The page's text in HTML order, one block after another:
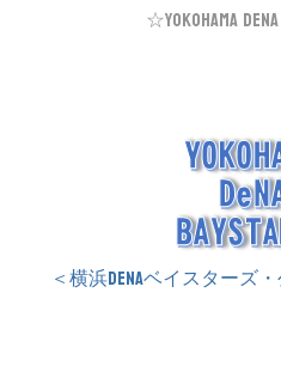
☆YOKOHAMA
＜横浜DeNAベイスターズ